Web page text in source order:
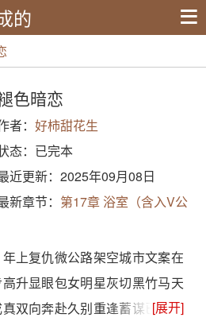
的
色暗恋
者： 好柿甜花生
态：已完本
近更新：2025年09月08日
新章节： 第17章 浴室（含入V公
上复仇微公路架空城市文案在
升显眼包女明星灰切黑竹马天
双向奔赴久别重逢蓄谋已久豪
[展开]